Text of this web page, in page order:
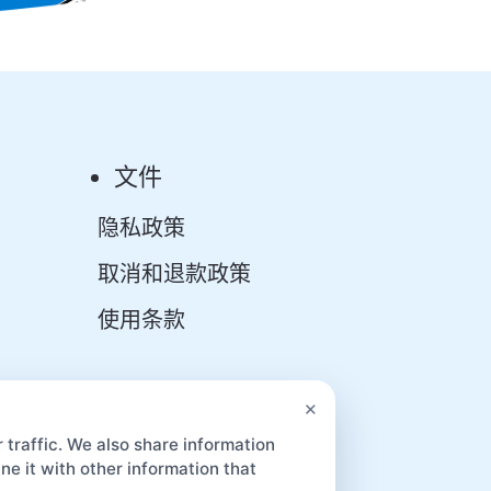
文件
隐私政策
取消和退款政策
使用条款
×
We also share information
it with other information that